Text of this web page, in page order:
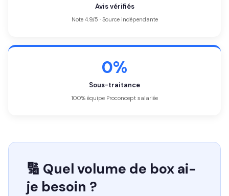
Avis vérifiés
Note 4.9/5 · Source indépendante
0%
Sous-traitance
100% équipe Proconcept salariée
🔢 Quel volume de box ai-
je besoin ?